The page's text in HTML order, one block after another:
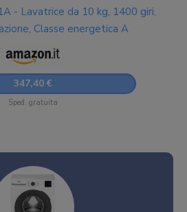
- Lavatrice da 10 kg, 1400 giri,
Classe energetica A
347,40 €
Sped. gratuita